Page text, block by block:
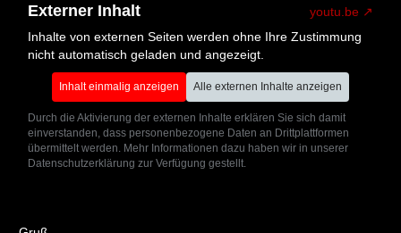
Externer Inhalt
youtu.be
Inhalte von externen Seiten werden ohne Ihre Zustimmung
nicht automatisch geladen und angezeigt.
Inhalt einmalig anzeigen Alle externen Inhalte anzeigen
Durch die Aktivierung der externen Inhalte erklären Sie sich damit
einverstanden, dass personenbezogene Daten an Drittplattformen
übermittelt werden. Mehr Informationen dazu haben wir in unserer
Datenschutzerklärung zur Verfügung gestellt.